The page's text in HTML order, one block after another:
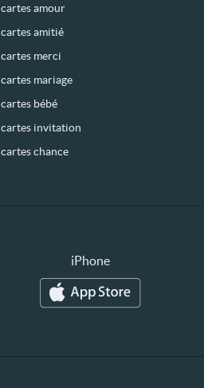
cartes amour
cartes amitié
cartes merci
cartes mariage
cartes bébé
cartes invitation
cartes chance
iPhone